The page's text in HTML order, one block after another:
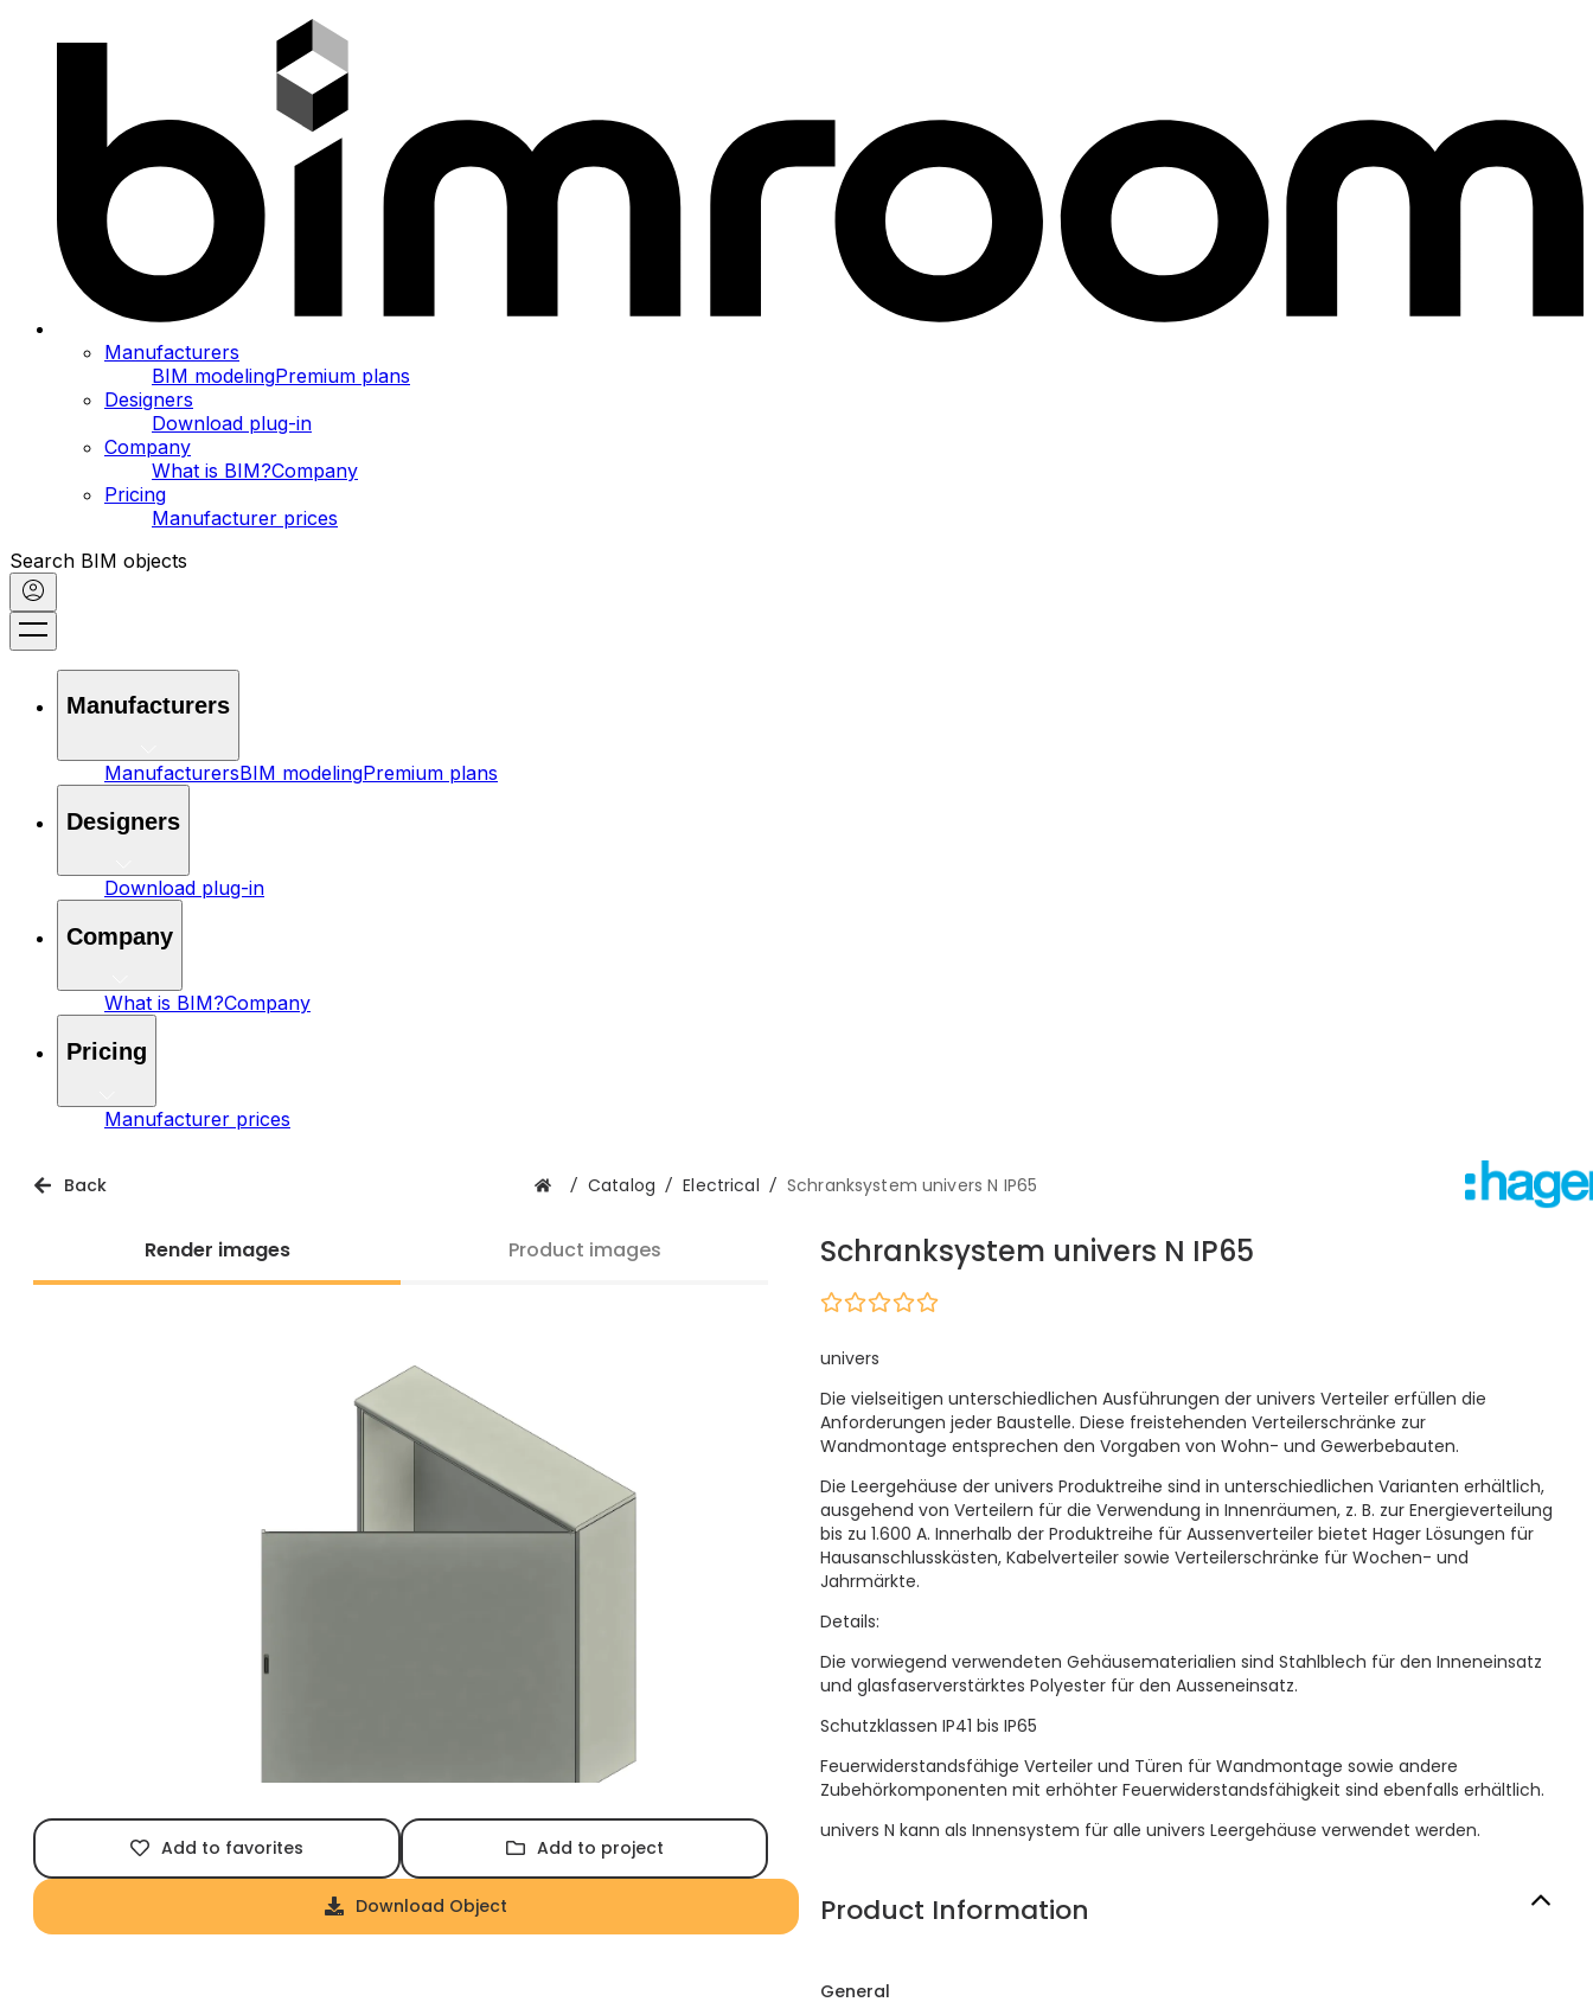
Manufacturers
BIM modelingPremium plans
Designers
Download plug-in
Company
What is BIM?Company
Pricing
Manufacturer prices
Search BIM objects
Manufacturers
ManufacturersBIM modelingPremium plans
Designers
Download plug-in
Company
What is BIM?Company
Pricing
Manufacturer prices
Back / Catalog / Electrical / Schranksystem univers N IP65
Render images Product images
Add to favorites Add to project
Download Object
Schranksystem univers N IP65
univers
Die vielseitigen unterschiedlichen Ausführungen der univers Verteiler erfüllen die
Anforderungen jeder Baustelle. Diese freistehenden Verteilerschränke zur
Wandmontage entsprechen den Vorgaben von Wohn- und Gewerbebauten.
Die Leergehäuse der univers Produktreihe sind in unterschiedlichen Varianten erhältlich,
ausgehend von Verteilern für die Verwendung in Innenräumen, z. B. zur Energieverteilung
bis zu 1.600 A. Innerhalb der Produktreihe für Aussenverteiler bietet Hager Lösungen für
Hausanschlusskästen, Kabelverteiler sowie Verteilerschränke für Wochen- und
Jahrmärkte.
Details:
Die vorwiegend verwendeten Gehäusematerialien sind Stahlblech für den Inneneinsatz
und glasfaserverstärktes Polyester für den Ausseneinsatz.
Schutzklassen IP41 bis IP65
Feuerwiderstandsfähige Verteiler und Türen für Wandmontage sowie andere
Zubehörkomponenten mit erhöhter Feuerwiderstandsfähigkeit sind ebenfalls erhältlich.
univers N kann als Innensystem für alle univers Leergehäuse verwendet werden.
Product Information
General